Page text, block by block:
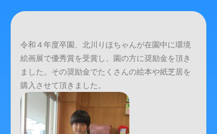
令和４年度卒園、北川りほちゃんが在園中に環境
絵画展で優秀賞を受賞し、園の方に奨励金を頂き
ました。その奨励金でたくさんの絵本や紙芝居を
購入させて頂きました。